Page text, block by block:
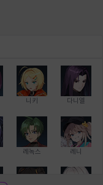
니키 다니엘
레녹스 레니